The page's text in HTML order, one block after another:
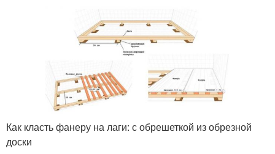
Как класть фанеру на лаги: с обрешеткой из обрезной
доски